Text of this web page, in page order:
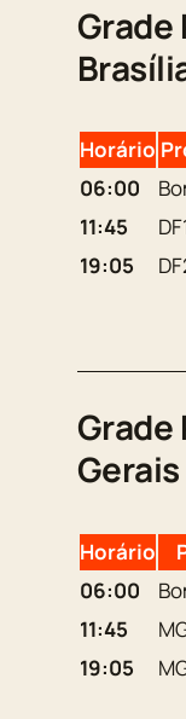
Grade
Horário
06:00
11:45
19:05
Grade
Gerais
Horário
06:00
11:45
19:05